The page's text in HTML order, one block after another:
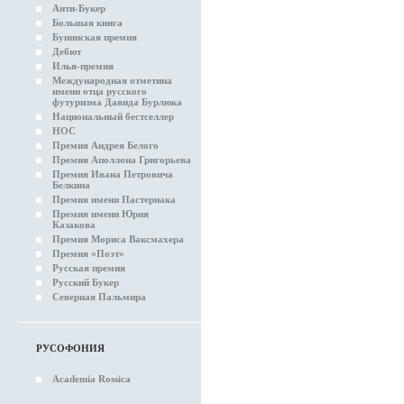
Анти-Букер
Большая книга
Бунинская премия
Дебют
Илья-премия
Международная отметина
имени отца русского
футуризма Давида Бурлюка
Национальный бестселлер
НОС
Премия Андрея Белого
Премия Аполлона Григорьева
Премия Ивана Петровича
Белкина
Премия имени Пастернака
Премия имени Юрия
Казакова
Премия Мориса Ваксмахера
Премия «Поэт»
Русская премия
Русский Букер
Северная Пальмира
РУСОФОНИЯ
Academia Rossica